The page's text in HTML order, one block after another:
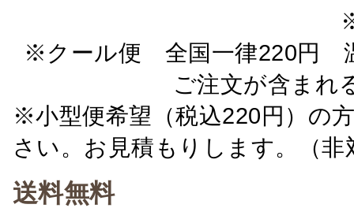
※クール便 全国一律220円
ご注文が含ま
※小型便希望（税込220円）の
さい。お見積もりします。（非
送料無料